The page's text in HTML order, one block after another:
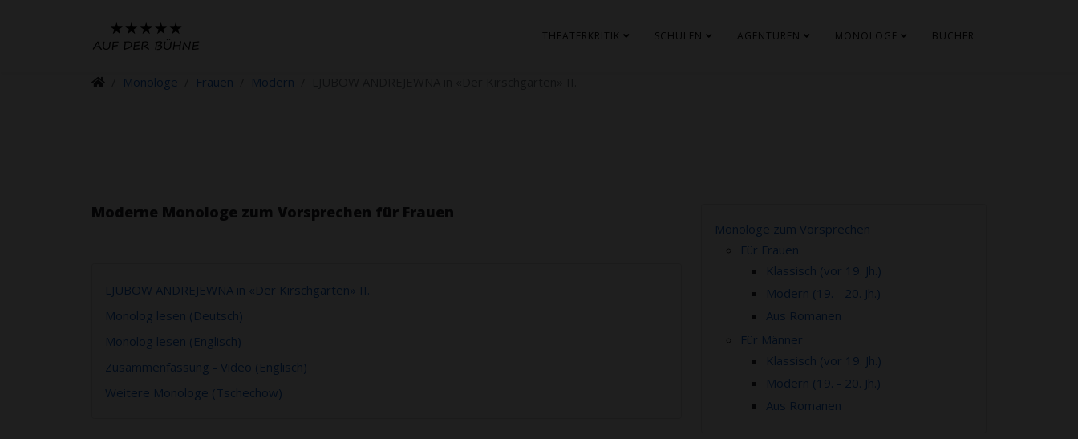
THEATERKRITIK SCHULEN AGENTUREN MONOLOGE BÜCHER
Monologe Frauen Modern
Moderne Monologe zum Vorsprechen für Frauen
LJUBOW ANDREJEWNA in «Der Kirschgarten» II.
Monolog lesen (Deutsch)
Monolog lesen (Englisch)
Zusammenfassung - Video (Englisch)
Weitere Monologe (Tschechow)
Monologe zum Vorsprechen
Für Frauen
Klassisch (vor 19. Jh.)
Modern (19. - 20. Jh.)
Aus Romanen
Für Männer
Klassisch (vor 19. Jh.)
Modern (19. - 20. Jh.)
Aus Romanen